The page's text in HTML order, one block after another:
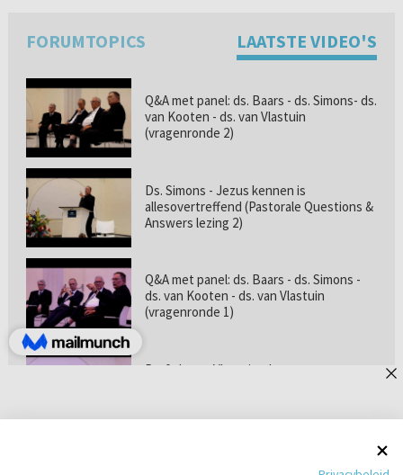
FORUMTOPICS LAATSTE VIDEO'S
Q&A met panel: ds. Baars - ds. Simons- ds.
van Kooten - ds. van Vlastuin
(vragenronde 2)
Ds. Simons - Jezus kennen is
allesovertreffend (Pastorale Questions &
Answers lezing 2)
Q&A met panel: ds. Baars - ds. Simons -
ds. van Kooten - ds. van Vlastuin
(vragenronde 1)
Prof. dr. van Vlastuin - Is